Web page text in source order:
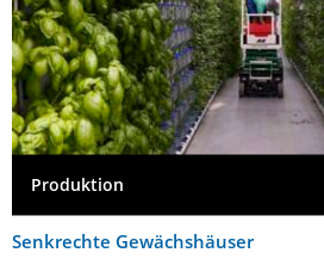
Produktion
Senkrechte Gewächshäuser